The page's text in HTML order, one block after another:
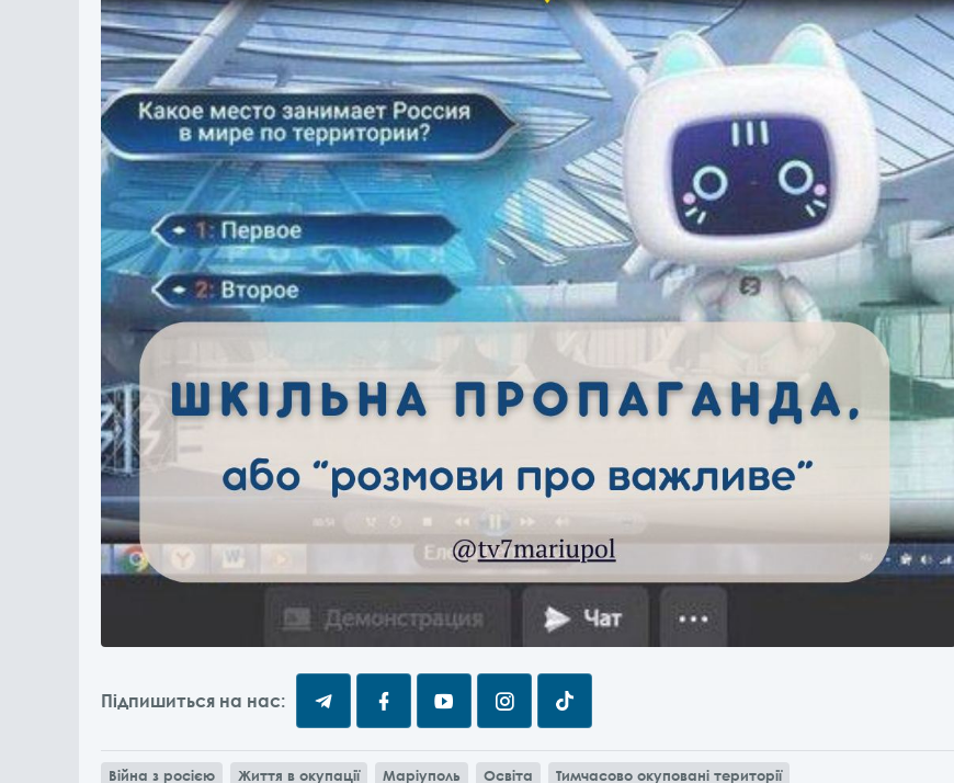
Підпишиться на нас:
Війна з росією Життя в окупації Маріуполь Освіта Тимчасово окуповані території